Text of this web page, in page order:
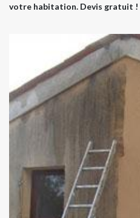
votre habitation. Devis gratuit !